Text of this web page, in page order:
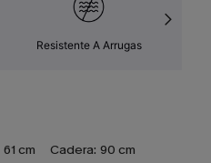
Resistente A Arrugas
61 cm Cadera: 90 cm